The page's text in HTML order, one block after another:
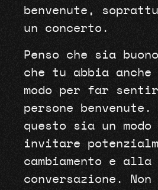
benvenute,
un concerto.
Penso che sia
che tu abbia
modo per far
persone benvenute.
questo sia un modo
invitare
cambiamento e alla
conversazione. Non